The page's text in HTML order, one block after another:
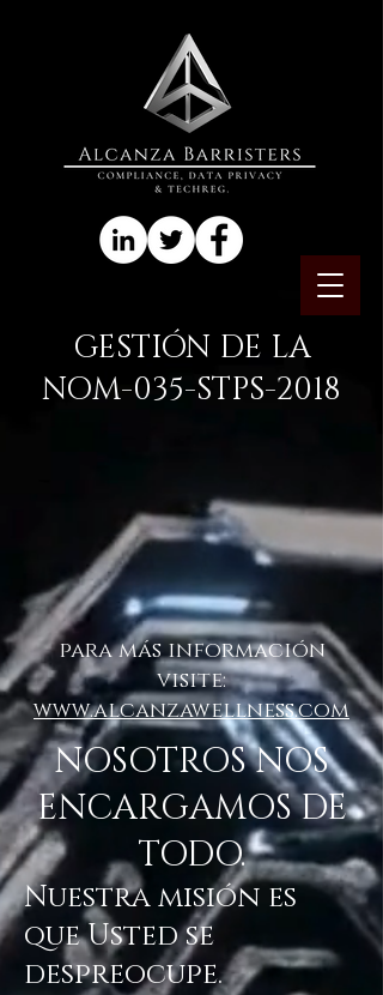
GESTIÓN DE LA
NOM-035-STPS-2018
para más información
visite:
www.alcanzawellness.com
NOSOTROS NOS
ENCARGAMOS DE
TODO.
Nuestra misión es
que Usted se
despreocupe.